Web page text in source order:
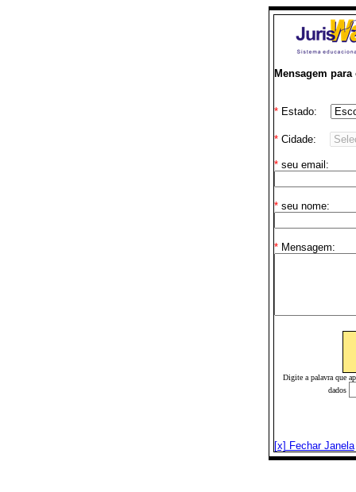
Mensagem
*Estado:
*Cidade:
*seu email:
*seu nome:
*Mensagem:
Digite a palavra que
dados
[x] Fechar Janela